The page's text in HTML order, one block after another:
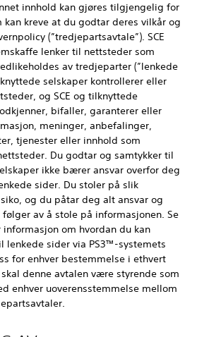
innhold kan gjøres tilgjengelig for
kreve at du godtar deres vilkår og
(”tredjepartsavtale”). SCE
lenker til nettsteder som
av tredjeparter (”lenkede
selskaper kontrollerer eller
og SCE og tilknyttede
bifaller, garanterer eller
meninger, anbefalinger,
tjenester eller innhold som
Du godtar og samtykker til
ikke bærer ansvar overfor deg
sider. Du stoler på slik
og du påtar deg alt ansvar og
av å stole på informasjonen. Se
om hvordan du kan
lenkede sider via PS3™-systemets
for enhver bestemmelse i ethvert
denne avtalen være styrende som
enhver uoverensstemmelse mellom